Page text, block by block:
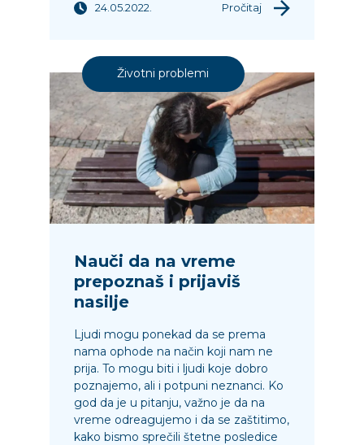
24.05.2022. Pročitaj
Životni problemi
Nauči da na vreme
prepoznaš i prijaviš
nasilje
Ljudi mogu ponekad da se prema
nama ophode na način koji nam ne
prija. To mogu biti i ljudi koje dobro
poznajemo, ali i potpuni neznanci. Ko
god da je u pitanju, važno je da na
vreme odreagujemo i da se zaštitimo,
kako bismo sprečili štetne posledice